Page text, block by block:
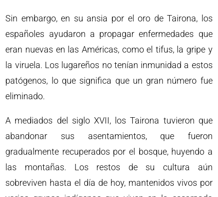
Sin embargo, en su ansia por el oro de Tairona, los
españoles ayudaron a propagar enfermedades que
eran nuevas en las Américas, como el tifus, la gripe y
la viruela. Los lugareños no tenían inmunidad a estos
patógenos, lo que significa que un gran número fue
eliminado.
A mediados del siglo XVII, los Tairona tuvieron que
abandonar sus asentamientos, que fueron
gradualmente recuperados por el bosque, huyendo a
las montañas. Los restos de su cultura aún
sobreviven hasta el día de hoy, mantenidos vivos por